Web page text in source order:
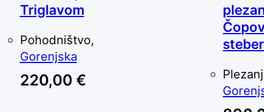
Triglavom
Pohodništvo,
Gorenjska
220,00 €
steber